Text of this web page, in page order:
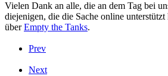
Vielen Dank an alle, die an dem Tag bei
diejenigen, die die Sache online unterstützt
überEmpty the Tanks.
Prev
Next